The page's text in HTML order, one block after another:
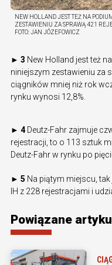
NEW HOLLAND JEST TEŻ NA
ZESTAWIENIU ZA SPRAWĄ 421
FOTO:JAN JÓZEFOWICZ
► 3 New Holland jest też
niniejszym zestawieniu za
ciągników mniej niż rok
rynku wynosi 12,8%.
► 4 Deutz-Fahr zajmuje
rejestracji, to o 113 sztuk
Deutz-Fahr w rynku po
► 5 Na piątym miejscu,
IH z 228 rejestracjami i
Powiązane